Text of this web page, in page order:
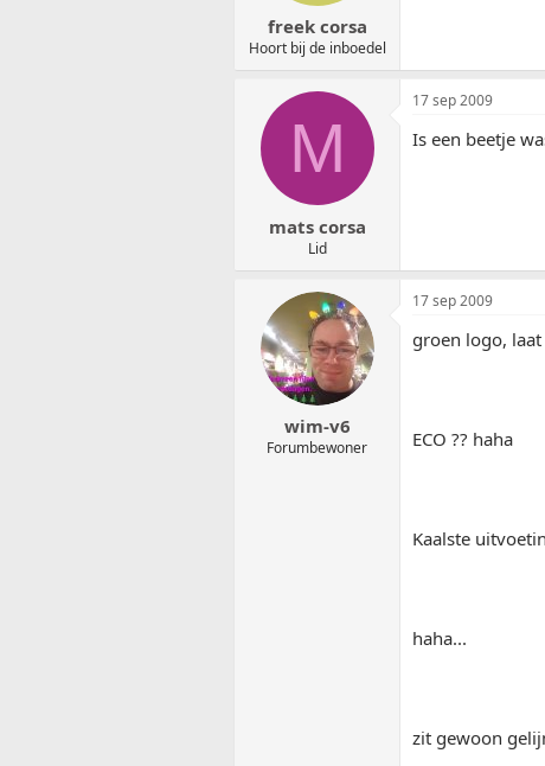
freek corsa
Hoort bij de inboedel
M
mats corsa
Lid
17 sep 2009
Is een beetje
wim-v6
Forumbewoner
17 sep 2009
groen logo,
ECO ?? haha
Kaalste
haha...
zit gewoon